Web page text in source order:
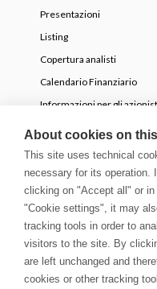
Presentazioni
Listing
Copertura analisti
Calendario Finanziario
Informazioni per gli
OPA volontaria parziale
NEWS
Comunicati Stampa
Storie
Innovation Blog
Newsletter
About cookies on
This site uses technical
necessary for its operation.
clicking on "Accept all" or
"Cookie settings", it may
tracking tools in order to
visitors to the site. By
are left unchanged and
cookies or other tracking